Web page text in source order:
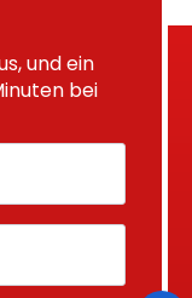
und ein
bei